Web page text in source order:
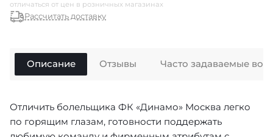
отличаться от цен в розничных магазинах
Рассчитать доставку
Описание
Отличить болельщика ФК «Динамо» Москва легко
по горящим глазам, готовности поддержать
Отзывы Часто задаваемые